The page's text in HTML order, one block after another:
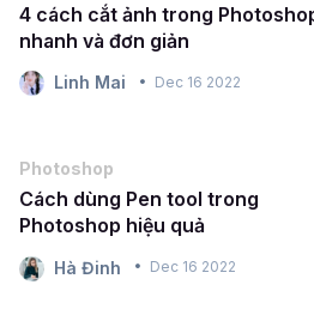
4 cách cắt ảnh trong
nhanh và đơn giản
Linh Mai Dec 16 2022
Photoshop
Cách dùng Pen tool trong
Photoshop hiệu quả
Hà Đinh Dec 16 2022